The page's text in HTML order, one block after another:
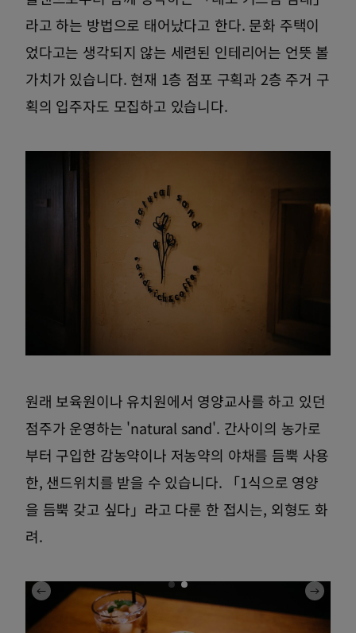
라고 하는 방법으로 태어났다고 한다. 문화 주택이
었다고는 생각되지 않는 세련된 인테리어는 언뜻 볼
가치가 있습니다. 현재 1층 점포 구획과 2층 주거 구
획의 입주자도 모집하고 있습니다.
원래 보육원이나 유치원에서 영양교사를 하고 있던
점주가 운영하는 'natural sand'. 간사이의 농가로
부터 구입한 감농약이나 저농약의 야채를 듬뿍 사용
한, 샌드위치를 받을 수 있습니다. 「1식으로 영양
을 듬뿍 갖고 싶다」라고 다룬 한 접시는, 외형도 화
려.